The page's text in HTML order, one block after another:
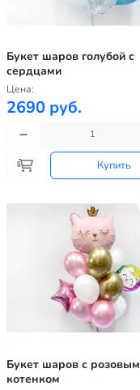
Букет шаров голубой с
сердцами
Цена:
2690 руб.
Купить
Букет шаров с розовым
котенком